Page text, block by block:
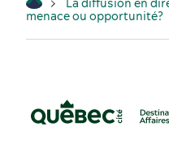
menace ou opportunité?